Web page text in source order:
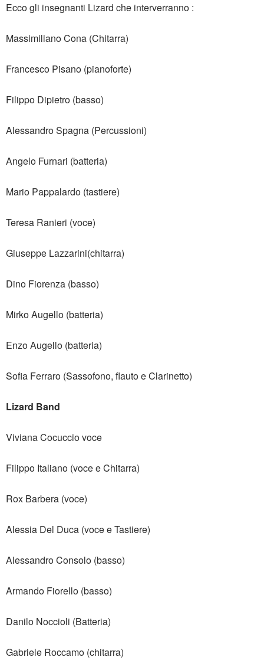
Ecco gli insegnanti Lizard che interverranno :
Massimiliano Cona (Chitarra)
Francesco Pisano (pianoforte)
Filippo Dipietro (basso)
Alessandro Spagna (Percussioni)
Angelo Furnari (batteria)
Mario Pappalardo (tastiere)
Teresa Ranieri (voce)
Giuseppe Lazzarini(chitarra)
Dino Fiorenza (basso)
Mirko Augello (batteria)
Enzo Augello (batteria)
Sofia Ferraro (Sassofono, flauto e Clarinetto)
Lizard Band
Viviana Cocuccio voce
Filippo Italiano (voce e Chitarra)
Rox Barbera (voce)
Alessia Del Duca (voce e Tastiere)
Alessandro Consolo (basso)
Armando Fiorello (basso)
Danilo Noccioli (Batteria)
Gabriele Roccamo (chitarra)